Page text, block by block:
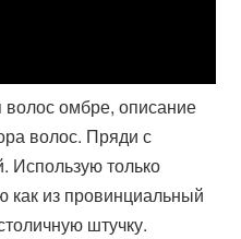
омбре, описание
волос. Пряди с
Использую только
как из провинциальный
штучку.